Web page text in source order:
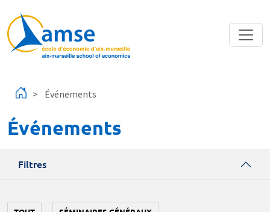
Événements
Événements
Filtres